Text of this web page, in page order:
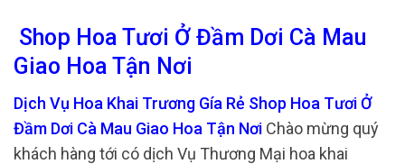
Shop Hoa Tươi Ở Đầm Dơi Cà Mau
Giao Hoa Tận Nơi
Dịch Vụ Hoa Khai Trương Gía Rẻ Shop Hoa Tươi Ở
Đầm Dơi Cà Mau Giao Hoa Tận Nơi Chào mừng quý
khách hàng tới có dịch Vụ Thương Mại hoa khai